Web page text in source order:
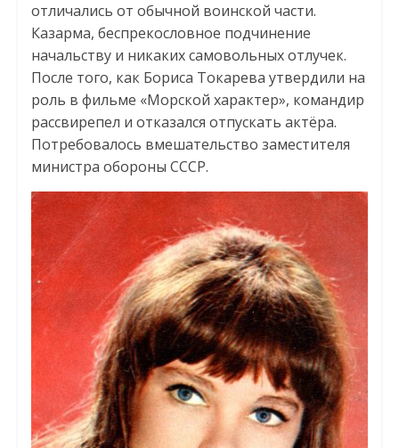
отличались от обычной воинской части.
Казарма, беспрекословное подчинение
начальству и никаких самовольных отлучек.
После того, как Бориса Токарева утвердили на
роль в фильме «Морской характер», командир
рассвирепел и отказался отпускать актёра.
Потребовалось вмешательство заместителя
министра обороны СССР.